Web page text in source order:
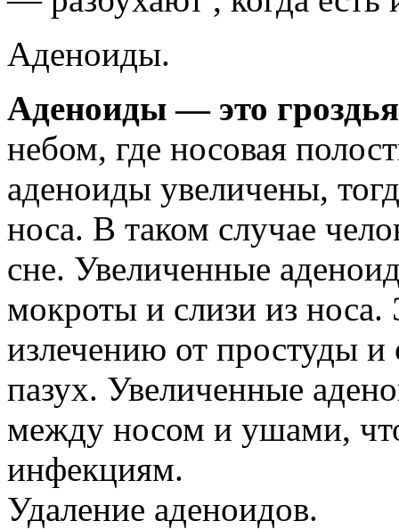
Аденоиды.
Аденоиды — это
небом, где носовая
аденоиды увеличены,
носа. В таком случае
сне. Увеличенные
мокроты и слизи из носа.
излечению от простуды и
пазух. Увеличенные
между носом и ушами,
инфекциям.
Удаление аденоидов.